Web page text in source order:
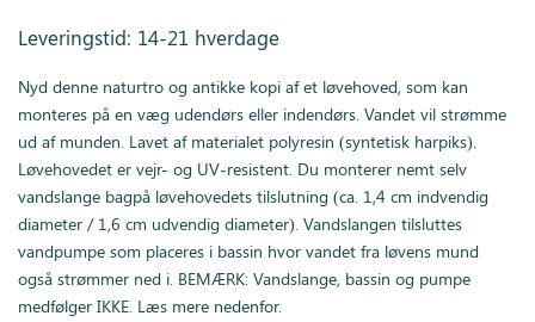
Leveringstid: 14-21 hverdage
Nyd denne naturtro og antikke kopi af et løvehoved, som kan
monteres på en væg udendørs eller indendørs. Vandet vil strømme
ud af munden. Lavet af materialet polyresin (syntetisk harpiks).
Løvehovedet er vejr- og UV-resistent. Du monterer nemt selv
vandslange bagpå løvehovedets tilslutning (ca. 1,4 cm indvendig
diameter / 1,6 cm udvendig diameter). Vandslangen tilsluttes
vandpumpe som placeres i bassin hvor vandet fra løvens mund
også strømmer ned i. BEMÆRK: Vandslange, bassin og pumpe
medfølger IKKE. Læs mere nedenfor.